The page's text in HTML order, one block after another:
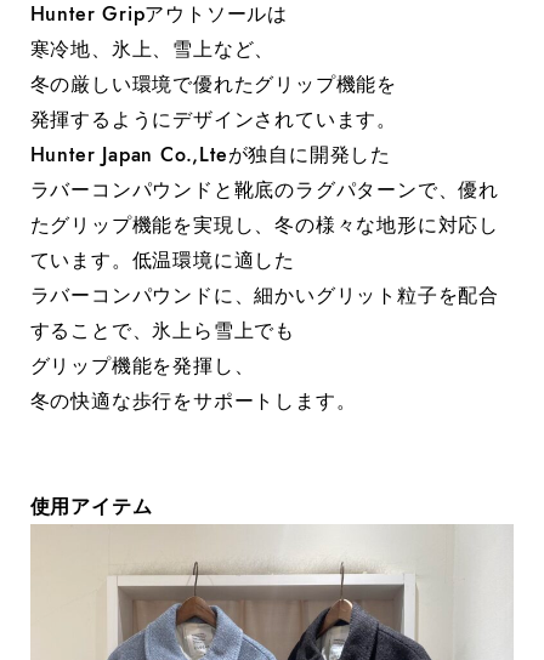
Hunter Gripアウトソールは
寒冷地、氷上、雪上など、
冬の厳しい環境で優れたグリップ機能を
発揮するようにデザインされています。
Hunter Japan Co.,Lteが独自に開発した
ラバーコンパウンドと靴底のラグパターンで、優れ
たグリップ機能を実現し、冬の様々な地形に対応し
ています。低温環境に適した
ラバーコンパウンドに、細かいグリット粒子を配合
することで、氷上ら雪上でも
グリップ機能を発揮し、
冬の快適な歩行をサポートします。
使用アイテム